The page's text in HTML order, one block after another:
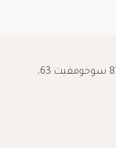
الطابق 11، مبنى مودرن تاون، 87/104 سوخومفيت 63،